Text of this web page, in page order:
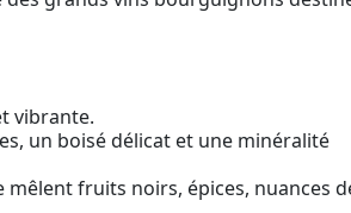
vibrante.
un boisé délicat et une minéralité
fruits noirs, épices, nuances